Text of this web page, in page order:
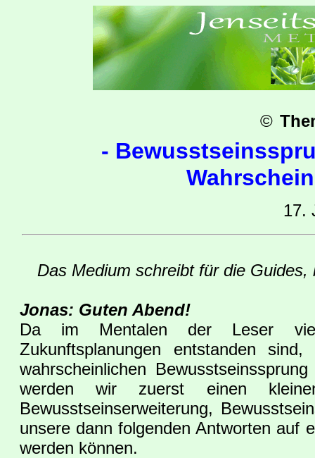
©
-
17.
Das Medium schreibt für die Guides,
Jonas: Guten Abend!
Da im Mentalen der Leser
Zukunftsplanungen entstanden
wahrscheinlichen
werden wir zuerst einen
Bewusstseinserweiterung,
unsere dann folgenden Antworten auf
werden können.